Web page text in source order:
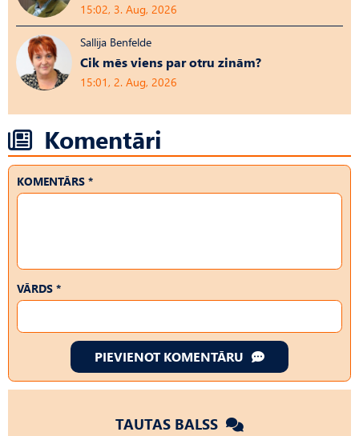
15:02, 3. Aug, 2026
Sallija Benfelde
Cik mēs viens par otru zinām?
15:01, 2. Aug, 2026
Komentāri
KOMENTĀRS *
VĀRDS *
PIEVIENOT KOMENTĀRU
TAUTAS BALSS